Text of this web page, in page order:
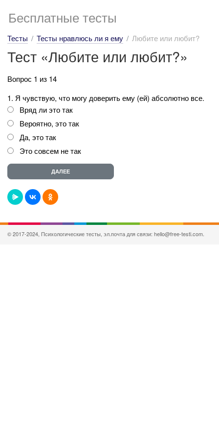
Бесплатные тесты
Тесты Тесты нравлюсь ли я ему Любите или любит?
Тест «Любите или любит?»
Вопрос 1 из 14
1. Я чувствую, что могу доверить ему (ей) абсолютно все.
Вряд ли это так
Вероятно, это так
Да, это так
Это совсем не так
© 2017-2024, Психологические тесты, эл.почта для связи: hello@free-testi.com.